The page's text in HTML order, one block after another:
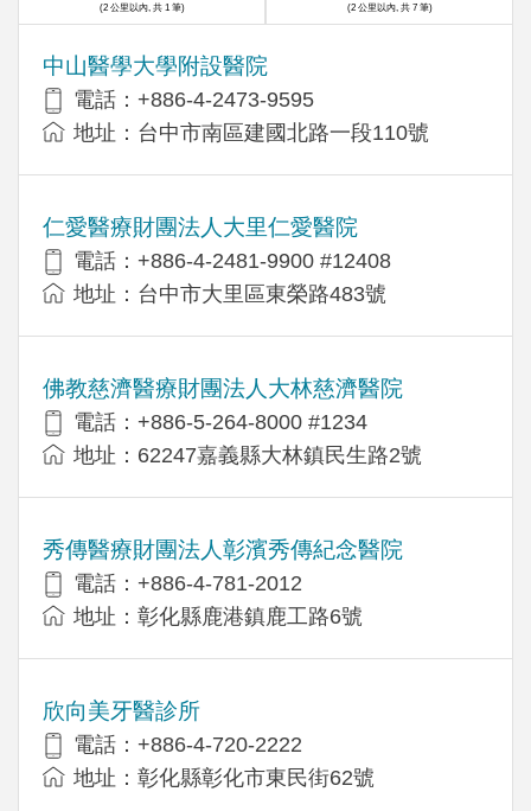
中山醫學大學附設醫院
電話：+886-4-2473-9595
地址：台中市南區建國北路一段110號
仁愛醫療財團法人大里仁愛醫院
電話：+886-4-2481-9900 #12408
地址：台中市大里區東榮路483號
佛教慈濟醫療財團法人大林慈濟醫院
電話：+886-5-264-8000 #1234
地址：62247嘉義縣大林鎮民生路2號
秀傳醫療財團法人彰濱秀傳紀念醫院
電話：+886-4-781-2012
地址：彰化縣鹿港鎮鹿工路6號
欣向美牙醫診所
電話：+886-4-720-2222
地址：彰化縣彰化市東民街62號
(2 公里以內, 共 1 筆) (2 公里以內, 共 7 筆)